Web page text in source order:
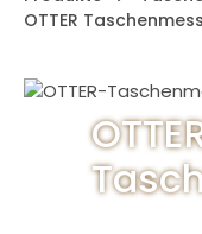
OTTER
Bildergalerie